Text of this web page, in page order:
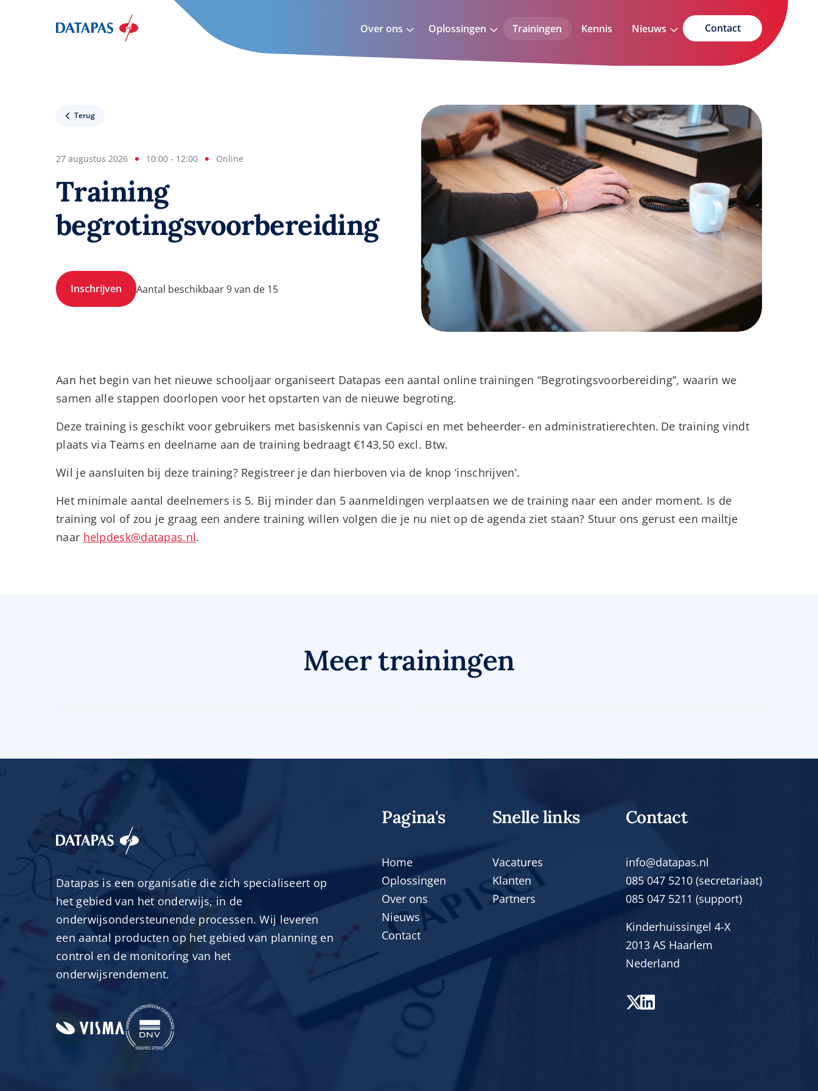
Over ons Oplossingen Trainingen Kennis Nieuws Contact
Terug
27 augustus 2026 10:00 - 12:00 Online
Training
begrotingsvoorbereiding
Inschrijven Aantal beschikbaar 9 van de 15
Aan het begin van het nieuwe schooljaar organiseert Datapas een aantal online trainingen “Begrotingsvoorbereiding”, waarin we
samen alle stappen doorlopen voor het opstarten van de nieuwe begroting.
Deze training is geschikt voor gebruikers met basiskennis van Capisci en met beheerder- en administratierechten. De training vindt
plaats via Teams en deelname aan de training bedraagt €143,50 excl. Btw.
Wil je aansluiten bij deze training? Registreer je dan hierboven via de knop ‘inschrijven’.
Het minimale aantal deelnemers is 5. Bij minder dan 5 aanmeldingen verplaatsen we de training naar een ander moment. Is de
training vol of zou je graag een andere training willen volgen die je nu niet op de agenda ziet staan? Stuur ons gerust een mailtje
naar helpdesk@datapas.nl.
Meer trainingen
begrotingsvoorbereiding
begrotingsvoorbereiding
Meer informatie
Datapas is een organisatie die zich specialiseert op
het gebied van het onderwijs, in de
onderwijsondersteunende processen. Wij leveren
een aantal producten op het gebied van planning en
control en de monitoring van het
onderwijsrendement.
Pagina's
Home
Oplossingen
Over ons
Nieuws
Contact
Snelle links
Vacatures
Klanten
Partners
Contact
info@datapas.nl
085 047 5210 (secretariaat)
085 047 5211 (support)
Kinderhuissingel 4-X
2013 AS Haarlem
Nederland